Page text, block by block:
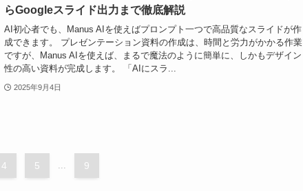
らGoogleスライド出力まで徹底解説
AI初心者でも、Manus AIを使えばプロンプト一つで高品質なスライドが作
成できます。 プレゼンテーション資料の作成は、時間と労力がかかる作業
ですが、Manus AIを使えば、まるで魔法のように簡単に、しかもデザイン
性の高い資料が完成します。 「AIにスラ...
2025年9月4日
4 5 ... 9